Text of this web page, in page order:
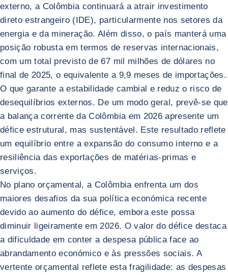
externo, a Colômbia continuará a atrair investimento
direto estrangeiro (IDE), particularmente nos setores da
energia e da mineração. Além disso, o país manterá uma
posição robusta em termos de reservas internacionais,
com um total previsto de 67 mil milhões de dólares no
final de 2025, o equivalente a 9,9 meses de importações.
O que garante a estabilidade cambial e reduz o risco de
desequilíbrios externos. De um modo geral, prevê-se que
a balança corrente da Colômbia em 2026 apresente um
défice estrutural, mas sustentável. Este resultado reflete
um equilíbrio entre a expansão do consumo interno e a
resiliência das exportações de matérias-primas e
serviços.
No plano orçamental, a Colômbia enfrenta um dos
maiores desafios da sua política económica recente
devido ao aumento do défice, embora este possa
diminuir ligeiramente em 2026. O valor do défice destaca
a dificuldade em conter a despesa pública face ao
abrandamento económico e às pressões sociais. A
vertente orçamental reflete esta fragilidade: as despesas